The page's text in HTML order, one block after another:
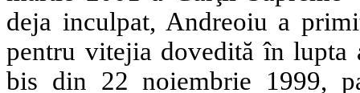
deja inculpat, Andreoiu a
pentru vitejia dovedită în
bis din 22 noiembrie 1999,